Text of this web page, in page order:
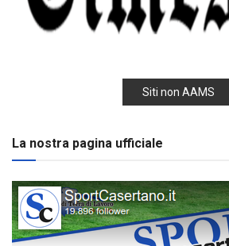
Siti non AAMS
La nostra pagina ufficiale